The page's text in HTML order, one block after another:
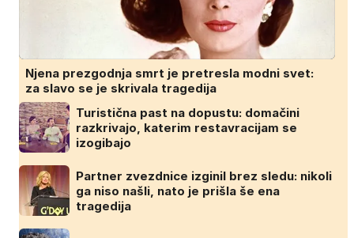
Njena prezgodnja smrt je pretresla modni svet:
za slavo se je skrivala tragedija
Turistična past na dopustu: domačini
razkrivajo, katerim restavracijam se
izogibajo
Partner zvezdnice izginil brez sledu: nikoli
ga niso našli, nato je prišla še ena
tragedija